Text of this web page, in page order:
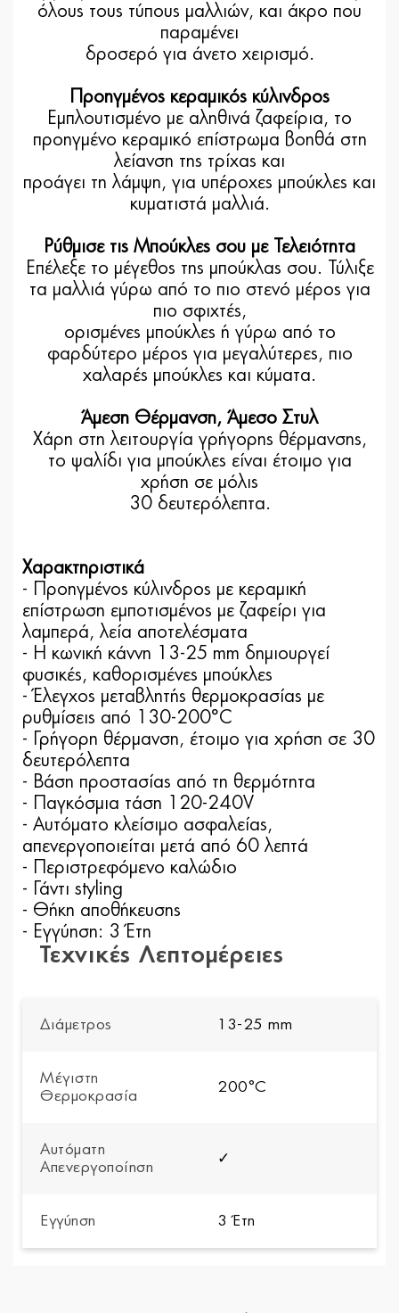
όλους τους τύπους μαλλιών, και άκρο που
παραμένει
δροσερό για άνετο χειρισμό.
Προηγμένος κεραμικός κύλινδρος
Εμπλουτισμένο με αληθινά ζαφείρια, το
προηγμένο κεραμικό επίστρωμα βοηθά στη
λείανση της τρίχας και
προάγει τη λάμψη, για υπέροχες μπούκλες και
κυματιστά μαλλιά.
Ρύθμισε τις Μπούκλες σου με Τελειότητα
Επέλεξε το μέγεθος της μπούκλας σου. Τύλιξε
τα μαλλιά γύρω από το πιο στενό μέρος για
πιο σφιχτές,
ορισμένες μπούκλες ή γύρω από το
φαρδύτερο μέρος για μεγαλύτερες, πιο
χαλαρές μπούκλες και κύματα.
Άμεση Θέρμανση, Άμεσο Στυλ
Χάρη στη λειτουργία γρήγορης θέρμανσης,
το ψαλίδι για μπούκλες είναι έτοιμο για
χρήση σε μόλις
30 δευτερόλεπτα.
Χαρακτηριστικά
- Προηγμένος κύλινδρος με κεραμική
επίστρωση εμποτισμένος με ζαφείρι για
λαμπερά, λεία αποτελέσματα
- Η κωνική κάννη 13-25 mm δημιουργεί
φυσικές, καθορισμένες μπούκλες
- Έλεγχος μεταβλητής θερμοκρασίας με
ρυθμίσεις από 130-200°C
- Γρήγορη θέρμανση, έτοιμο για χρήση σε 30
δευτερόλεπτα
- Βάση προστασίας από τη θερμότητα
- Παγκόσμια τάση 120-240V
- Αυτόματο κλείσιμο ασφαλείας,
απενεργοποιείται μετά από 60 λεπτά
- Περιστρεφόμενο καλώδιο
- Γάντι styling
- Θήκη αποθήκευσης
- Εγγύηση: 3 Έτη
ChatGPTΤεχνικές Λεπτομέρειες
Διάμετρος 13-25 mm
Μέγιστη
Θερμοκρασία
200°C
Αυτόματη
Απενεργοποίηση
✓
Εγγύηση 3 Έτη